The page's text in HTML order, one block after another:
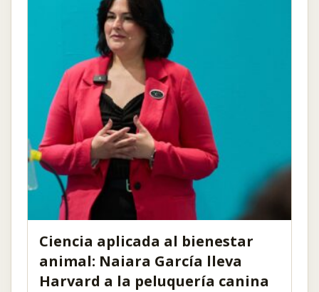
Ciencia aplicada al bienestar
animal: Naiara García lleva
Harvard a la peluquería canina